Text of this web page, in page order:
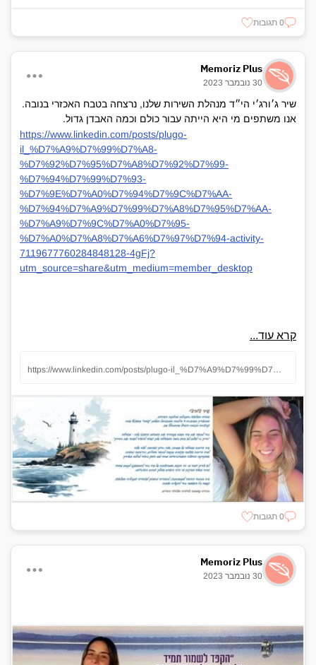
0 תגובות
Memoriz Plus
30 נובמבר 2023
שיר ג׳ורג׳י הי״ד מנהלת השירות שלנו, נרצחה בטבח האכזרי בנובה.
אנו משתפים מי היא הייתה עבור כולם וכמה האבדן גדול.
https://www.linkedin.com/posts/plugo-
il_%D7%A9%D7%99%D7%A8-
%D7%92%D7%95%D7%A8%D7%92%D7%99-
%D7%94%D7%99%D7%93-
%D7%9E%D7%A0%D7%94%D7%9C%D7%AA-
%D7%94%D7%A9%D7%99%D7%A8%D7%95%D7%AA-
%D7%A9%D7%9C%D7%A0%D7%95-
%D7%A0%D7%A8%D7%A6%D7%97%D7%94-activity-
7119677760284848128-4gFj?
utm_source=share&utm_medium=member_desktop
קרא עוד...
https://www.linkedin.com/posts/plugo-il_%D7%A9%D7%99%D7%A8-%D7%92%D7%95%D7%A8%D7%92%D7%99-%D7%94%D7%99%D7%93-%D7%9E%D7%A0%D7%94%D7%9C%D7%AA-%D7%94%D7%A9%D7%99%D7%A8%D7%95%D7%AA-%D7%A9%D7%9C%D7%A0%D7%95-%D7%A0%D7%A8%D7%A6%D7%97%D7%94-activity-7119677760284848128-4gFj?utm_source=share&amp;utm_medium=member_desktop
0 תגובות
Memoriz Plus
30 נובמבר 2023